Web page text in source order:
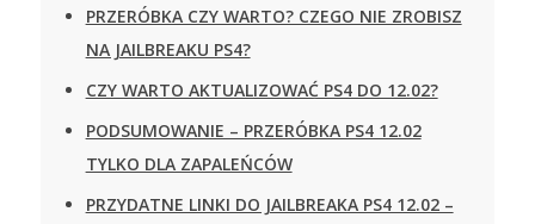
PRZERÓBKA CZY WARTO? CZEGO NIE ZROBISZ
NA JAILBREAKU PS4?
CZY WARTO AKTUALIZOWAĆ PS4 DO 12.02?
PODSUMOWANIE – PRZERÓBKA PS4 12.02
TYLKO DLA ZAPALEŃCÓW
PRZYDATNE LINKI DO JAILBREAKA PS4 12.02 –